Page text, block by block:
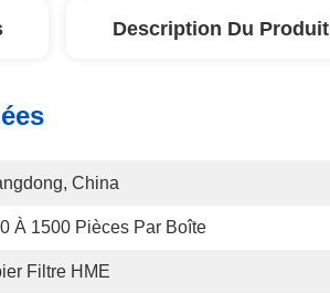
Description Du Produit
China
À 1500 Pièces Par Boîte
Filtre HME